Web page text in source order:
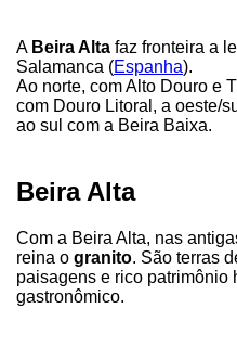
A Beira Alta faz fronteira a
Salamanca (Espanha).
Ao norte, com Alto Douro e
com Douro Litoral, a oeste/
ao sul com a Beira Baixa.
Beira Alta
Com a Beira Alta, nas
reina o granito. São terras
paisagens e rico patrimônio
gastronômico.